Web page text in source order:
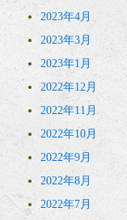
2023年4月
2023年3月
2023年1月
2022年12月
2022年11月
2022年10月
2022年9月
2022年8月
2022年7月